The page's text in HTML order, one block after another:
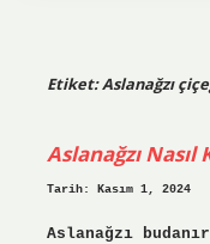
Etiket:Aslanağzı
Aslanağzı Nasıl
Tarih: Kasım 1, 2024
Aslanağzı